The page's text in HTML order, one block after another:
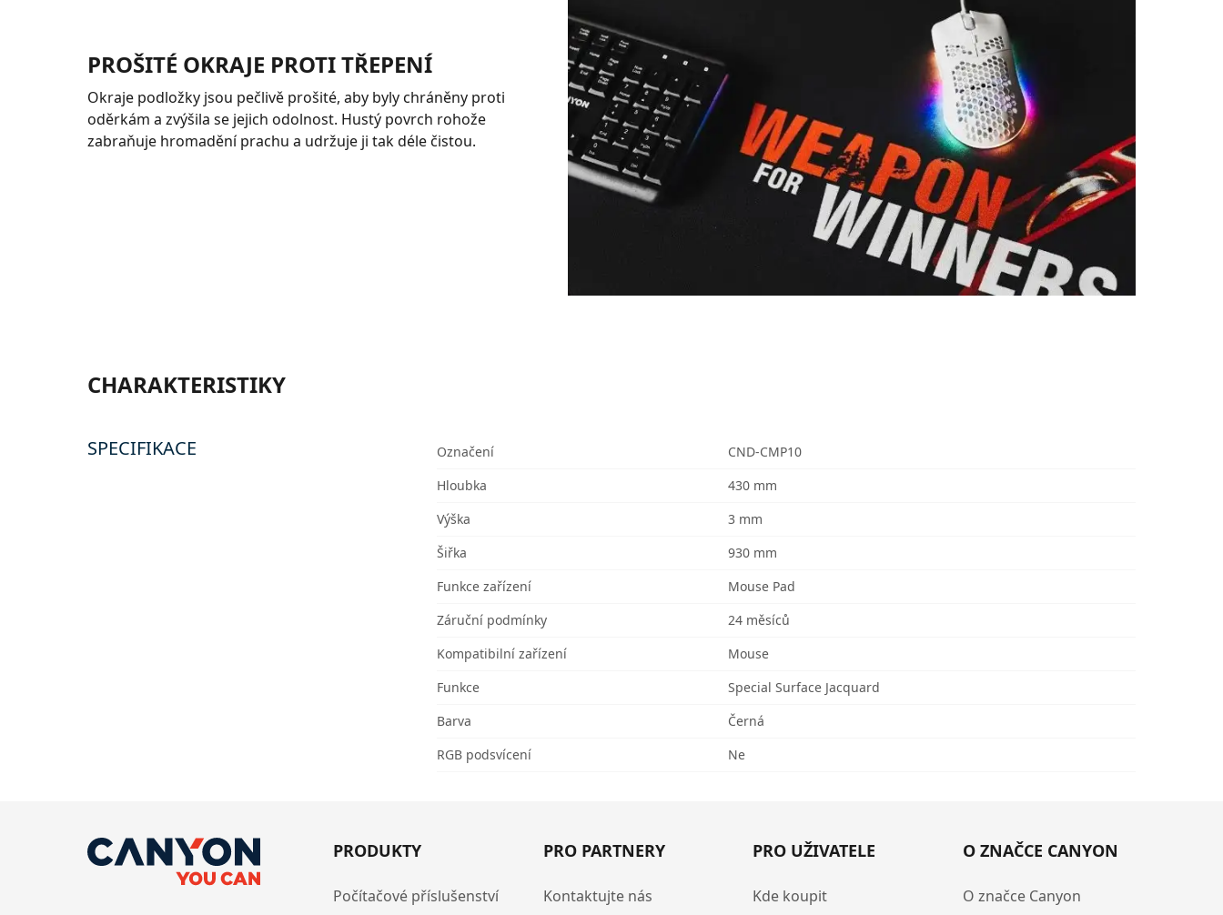
PROŠITÉ OKRAJE PROTI TŘEPENÍ
Okraje podložky jsou pečlivě prošité, aby byly chráněny proti
oděrkám a zvýšila se jejich odolnost. Hustý povrch rohože
zabraňuje hromadění prachu a udržuje ji tak déle čistou.
CHARAKTERISTIKY
SPECIFIKACE Označení
CND-CMP10
Hloubka
430 mm
Výška
3 mm
Šiřka
930 mm
Funkce zařízení
Mouse Pad
Záruční podmínky
24 měsíců
Kompatibilní zařízení
Mouse
Funkce
Special Surface Jacquard
Barva
Černá
RGB podsvícení
Ne
PRODUKTY
Počítačové příslušenství
PRO PARTNERY
Kontaktujte nás
PRO UŽIVATELE
Kde koupit
O ZNAČCE CANYON
O značce Canyon